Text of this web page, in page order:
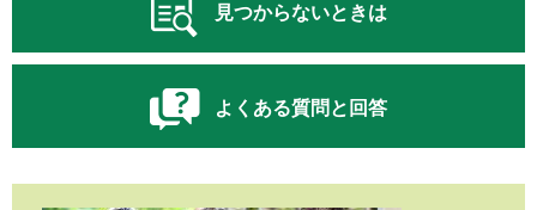
見つからないときは
よくある質問と回答